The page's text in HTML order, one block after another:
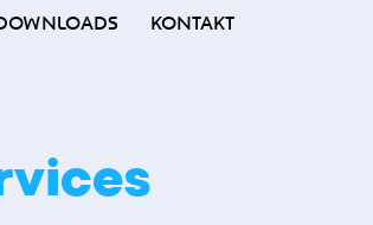
KONTAKT